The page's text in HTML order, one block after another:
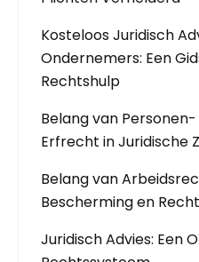
Kosteloos Juridisch
Ondernemers: Een
Rechtshulp
Belang van
Erfrecht in Juridische
Belang van
Bescherming en
Juridisch Advies: Een